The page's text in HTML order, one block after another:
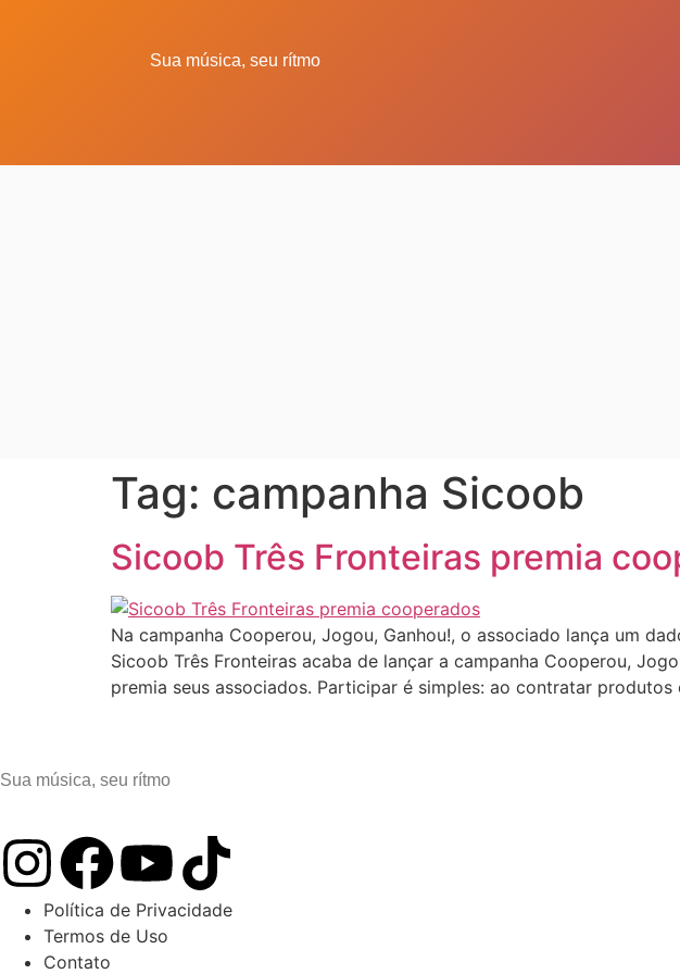
Sua música, seu rítmo
Tag: campanha Sicoob
Sicoob Três Fronteiras premia
Na campanha Cooperou, Jogou, Ganhou!, o associado lança um
Sicoob Três Fronteiras acaba de lançar a campanha Cooperou,
premia seus associados. Participar é simples: ao contratar
Sua música, seu rítmo
Política de Privacidade
Termos de Uso
Contato